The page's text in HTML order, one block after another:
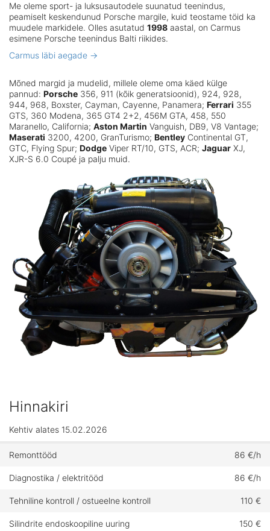
Me oleme sport- ja luksusautodele suunatud teenindus,
peamiselt keskendunud Porsche margile, kuid teostame töid ka
muudele markidele. Olles asutatud 1998 aastal, on Carmus
esimene Porsche teenindus Balti riikides.
Carmus läbi aegade →
Mõned margid ja mudelid, millele oleme oma käed külge
pannud: Porsche 356, 911 (kõik generatsioonid), 924, 928,
944, 968, Boxster, Cayman, Cayenne, Panamera; Ferrari 355
GTS, 360 Modena, 365 GT4 2+2, 456M GTA, 458, 550
Maranello, California; Aston Martin Vanguish, DB9, V8 Vantage;
Maserati 3200, 4200, GranTurismo; Bentley Continental GT,
GTC, Flying Spur; Dodge Viper RT/10, GTS, ACR; Jaguar XJ,
XJR-S 6.0 Coupé ja palju muid.
Hinnakiri
Kehtiv alates 15.02.2026
Remonttööd 86 €/h
Diagnostika / elektritööd 86 €/h
Tehniline kontroll / ostueelne kontroll 110 €
Silindrite endoskoopiline uuring 150 €